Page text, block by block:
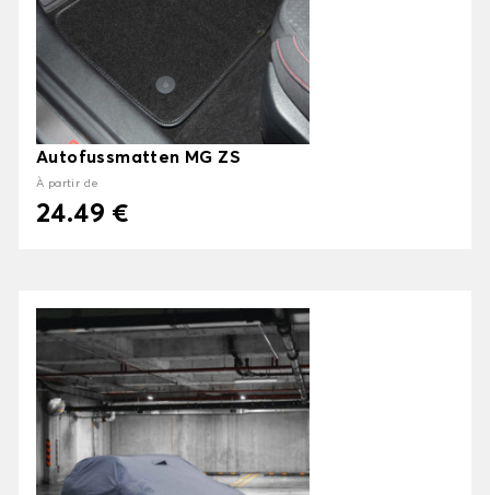
Autofussmatten MG ZS
À partir de
24.49 €